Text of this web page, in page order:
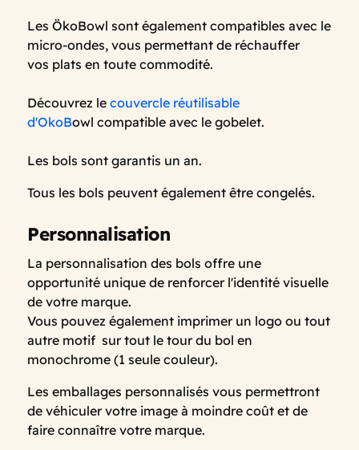
Les ÖkoBowl sont également compatibles avec le
micro-ondes, vous permettant de réchauffer
vos plats en toute commodité.
Découvrez le couvercle réutilisable
d'OkoBowl compatible avec le gobelet.
Les bols sont garantis un an.
Tous les bols peuvent également être congelés.
Personnalisation
La personnalisation des bols offre une
opportunité unique de renforcer l'identité visuelle
de votre marque.
Vous pouvez également imprimer un logo ou tout
autre motif sur tout le tour du bol en
monochrome (1 seule couleur).
Les emballages personnalisés vous permettront
de véhiculer votre image à moindre coût et de
faire connaître votre marque.